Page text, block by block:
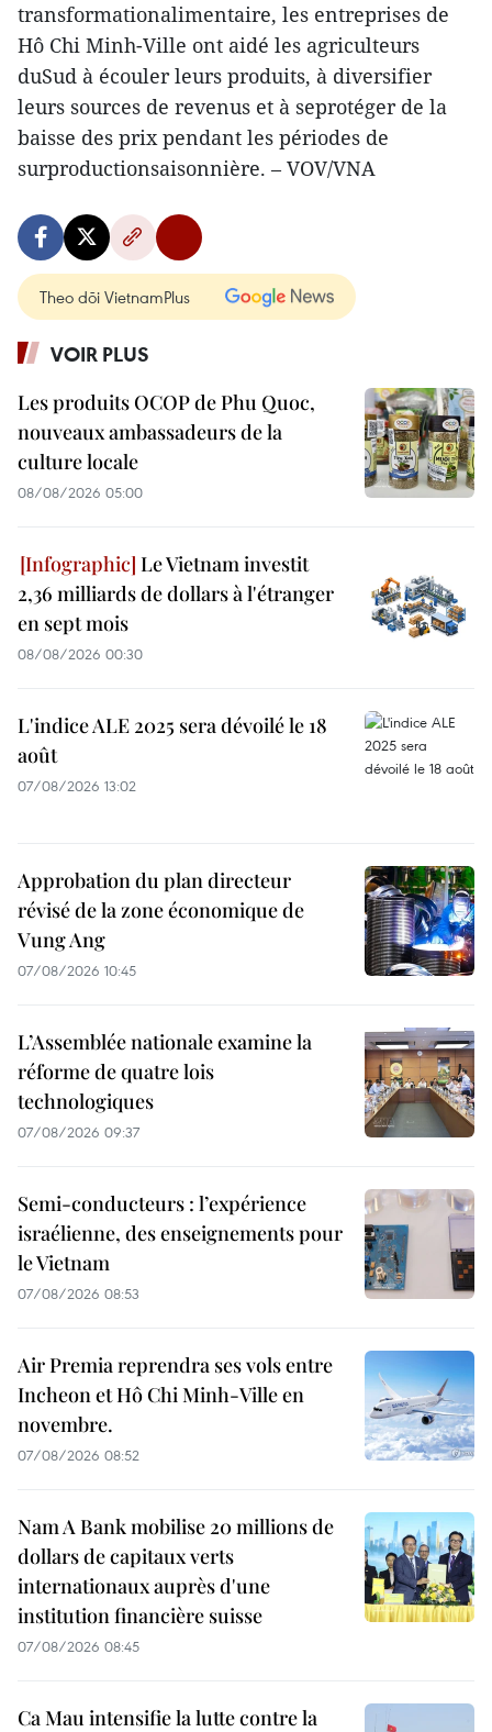
transformationalimentaire, les entreprises de
Hô Chi Minh-Ville ont aidé les agriculteurs
duSud à écouler leurs produits, à diversifier
leurs sources de revenus et à seprotéger de la
baisse des prix pendant les périodes de
surproductionsaisonnière. – VOV/VNA
Theo dõi VietnamPlus
VOIR PLUS
Les produits OCOP de Phu Quoc,
nouveaux ambassadeurs de la
culture locale
08/08/2026 05:00
Le Vietnam investit
2,36 milliards de dollars à l'étranger
en sept mois
08/08/2026 00:30
L'indice ALE 2025 sera dévoilé le 18
août
07/08/2026 13:02
Approbation du plan directeur
révisé de la zone économique de
Vung Ang
07/08/2026 10:45
L’Assemblée nationale examine la
réforme de quatre lois
technologiques
07/08/2026 09:37
Semi-conducteurs : l’expérience
israélienne, des enseignements pour
le Vietnam
07/08/2026 08:53
Air Premia reprendra ses vols entre
Incheon et Hô Chi Minh-Ville en
novembre.
07/08/2026 08:52
Nam A Bank mobilise 20 millions de
dollars de capitaux verts
internationaux auprès d'une
institution financière suisse
07/08/2026 08:45
Ca Mau intensifie la lutte contre la